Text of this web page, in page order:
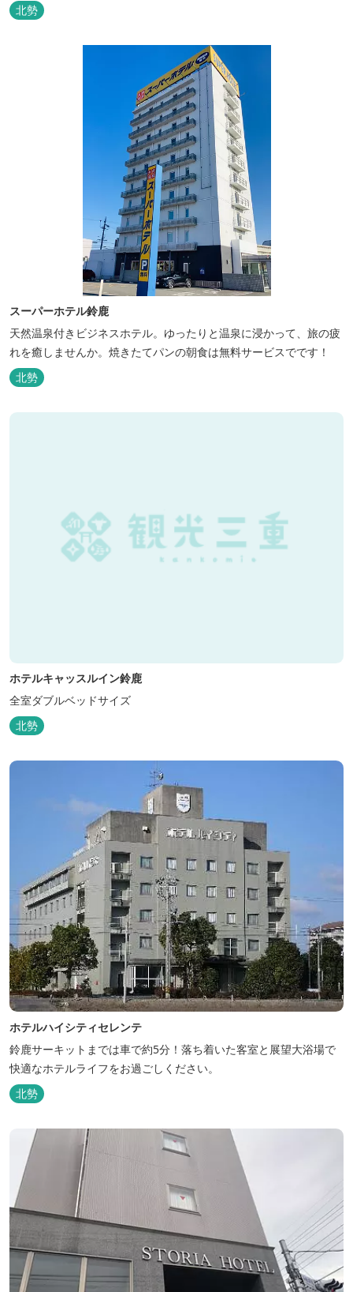
北勢
スーパーホテル鈴鹿
天然温泉付きビジネスホテル。ゆったりと温泉に浸かって、旅の疲
れを癒しませんか。焼きたてパンの朝食は無料サービスでです！
北勢
ホテルキャッスルイン鈴鹿
全室ダブルベッドサイズ
北勢
ホテルハイシティセレンテ
鈴鹿サーキットまでは車で約5分！落ち着いた客室と展望大浴場で
快適なホテルライフをお過ごしください。
北勢